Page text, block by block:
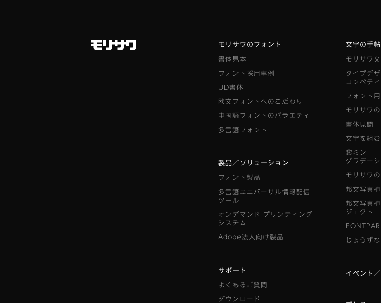
モリサワのフォント
書体見本
フォント採用事例
UD書体
欧文フォントへのこだわり
中国語フォントのバラエティ
多言語フォント
製品／ソリューション
フォント製品
多言語ユニバーサル情報配信
ツール
オンデマンド プリンティング
システム
Adobe法人向け製品
サポート
よくあるご質問
ダウンロード
文字の手帖
モリサワ
タイプデ
コンペテ
フォント
モリサワ
書体見聞
文字を組
黎ミン
グラデー
モリサワ
邦文写真
邦文写真
ジェクト
じょうず
イベント